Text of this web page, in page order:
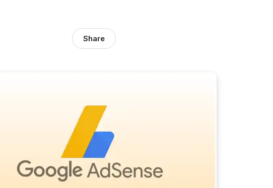
Share